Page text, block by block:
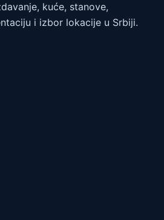
kuće, stanove,
i izbor lokacije u Srbiji.